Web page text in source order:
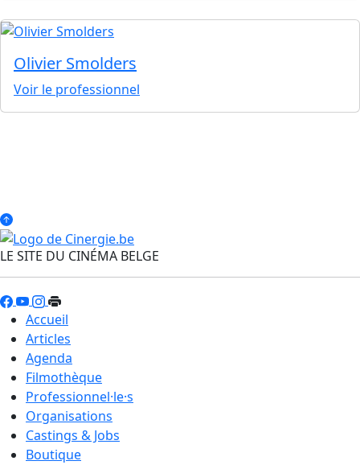
Olivier Smolders
Voir le professionnel
LE SITE DU CINÉMA BELGE
Accueil
Articles
Agenda
Filmothèque
Professionnel·le·s
Organisations
Castings & Jobs
Boutique